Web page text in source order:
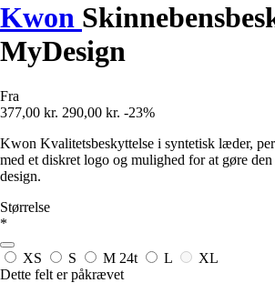
Kwon
MyDesign
Fra
377,00 kr. 290,00 kr. -23%
Kwon Kvalitetsbeskyttelse i syntetisk læder,
med et diskret logo og mulighed for at gøre
design.
Størrelse
*
XS S M 24t L
XL
Dette felt er påkrævet